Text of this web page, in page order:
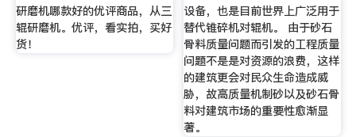
研磨机哪款好的优评商品，从三
辊研磨机。优评，看实拍，买好
货！
设备，也是目前世界上广泛用于
替代锥碎机对辊机。 由于砂石
骨料质量问题而引发的工程质量
问题不是是对资源的浪费，这样
的建筑更会对民众生命造成威
胁，故高质量机制砂以及砂石骨
料对建筑市场的重要性愈渐显
著。